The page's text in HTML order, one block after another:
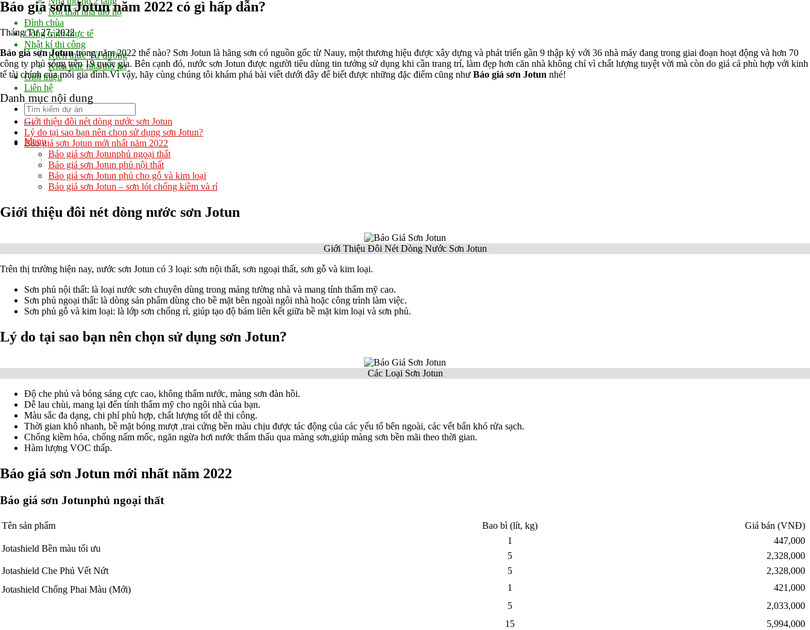
Nội thất nhà thờ họ
Đình chùa
Công trình thực tế
Nhật kí thi công
Kiến thức Từ đường
Kiến trúc nhà thờ họ
Giới thiệu
Liên hệ
Menu
Báo giá sơn Jotun năm 2022 có gì hấp dẫn?
Tháng Tư 27, 2022
Báo giá sơn Jotuntrong năm 2022 thế nào? Sơn Jotun là hãng sơn có nguồn gốc từ Nauy, một thương hiệu được xây dựng và phát triển gần 9 thập kỷ với 36 nhà máy đang trong giai đoạn hoạt động và hơn 70
công ty phủ sóng trên 19 quốc gia. Bên cạnh đó, nước sơn Jotun được người tiêu dùng tin tưởng sử dụng khi cần trang trí, làm đẹp hơn căn nhà không chỉ vì chất lượng tuyệt vời mà còn do giá cả phù hợp với kinh
tế tài chính của mỗi gia đình.Vì vậy, hãy cùng chúng tôi khám phá bài viết dưới đây để biết được những đặc điểm cũng như Báo giá sơn Jotun nhé!
Danh mục nội dung
Giới thiệu đôi nét dòng nước sơn Jotun
Lý do tại sao bạn nên chọn sử dụng sơn Jotun?
Báo giá sơn Jotun mới nhất năm 2022
Báo giá sơn Jotunphủ ngoại thất
Báo giá sơn Jotun phủ nội thất
Báo giá sơn Jotun phủ cho gỗ và kim loại
Báo giá sơn Jotun – sơn lót chống kiềm và rỉ
Giới thiệu đôi nét dòng nước sơn Jotun
Giới Thiệu Đôi Nét Dòng Nước Sơn Jotun
Trên thị trường hiện nay, nước sơn Jotun có 3 loại: sơn nội thất, sơn ngoại thất, sơn gỗ và kim loại.
Sơn phủ nội thất: là loại nước sơn chuyên dùng trong mảng tường nhà và mang tính thẩm mỹ cao.
Sơn phủ ngoại thất: là dòng sản phẩm dùng cho bề mặt bên ngoài ngôi nhà hoặc công trình làm việc.
Sơn phủ gỗ và kim loại: là lớp sơn chống rỉ, giúp tạo độ bám liên kết giữa bề mặt kim loại và sơn phủ.
Lý do tại sao bạn nên chọn sử dụng sơn Jotun?
Các Loại Sơn Jotun
Độ che phủ và bóng sáng cực cao, không thấm nước, màng sơn đàn hồi.
Dễ lau chùi, mang lại đến tính thẩm mỹ cho ngôi nhà của bạn.
Màu sắc đa dạng, chi phí phù hợp, chất lượng tốt dễ thi công.
Thời gian khô nhanh, bề mặt bóng mượt ,trai cứng bền màu chịu được tác động của các yếu tố bên ngoài, các vết bẩn khó rửa sạch.
Chống kiềm hóa, chống nấm mốc, ngăn ngừa hơi nước thẩm thấu qua màng sơn,giúp màng sơn bền mãi theo thời gian.
Hàm lượng VOC thấp.
Báo giá sơn Jotun mới nhất năm 2022
Báo giá sơn Jotunphủ ngoại thất
Tên sản phẩm Bao bì (lít, kg) Giá bán (VNĐ)
Jotashield Bền màu tối ưu
1
447,000
5
2,328,000
Jotashield Che Phủ Vết Nứt
5
2,328,000
Jotashield Chống Phai Màu (Mới)
1
421,000
5
2,033,000
15
5,994,000